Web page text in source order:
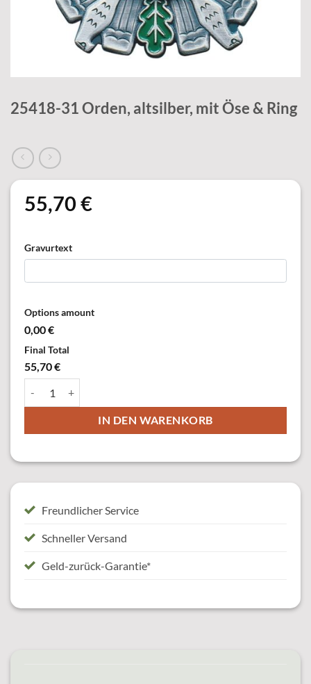
25418-31 Orden, altsilber, mit Öse & Ring
55,70 €
Gravurtext
Options amount
0,00 €
Final Total
55,70 €
IN DEN WARENKORB
Freundlicher Service
Schneller Versand
Geld-zurück-Garantie*